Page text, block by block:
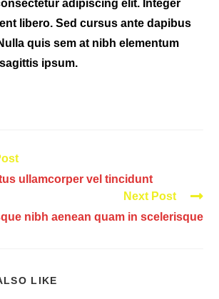
adipiscing elit. Integer
libero. Sed cursus ante dapibus
quis sem at nibh elementum
ipsum.
ullamcorper vel tincidunt
Next Post
nibh aenean quam in scelerisque
LIKE